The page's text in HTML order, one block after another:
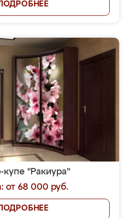
ПОДРОБНЕЕ
купе "Ракиура"
от 68 000 руб.
ПОДРОБНЕЕ